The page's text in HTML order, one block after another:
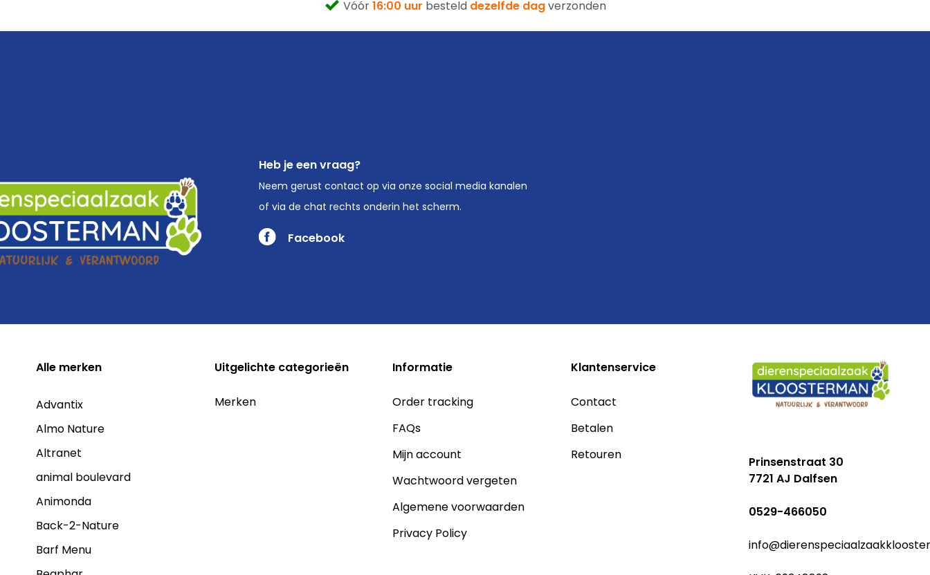
Vóór16:00 uur besteld dezelfde dagverzonden
Heb je een vraag?
Neem gerust contact op via onze social media kanalen
of via de chat rechts onderin het scherm.
Facebook
Alle merken
Advantix
Almo Nature
Altranet
animal boulevard
Animonda
Back-2-Nature
Barf Menu
Uitgelichte categorieën
Merken
Informatie
Order tracking
FAQs
Mijn account
Wachtwoord vergeten
Algemene voorwaarden
Privacy Policy
Klantenservice
Contact
Betalen
Retouren
Prinsenstraat 30
7721 AJ Dalfsen
0529-466050